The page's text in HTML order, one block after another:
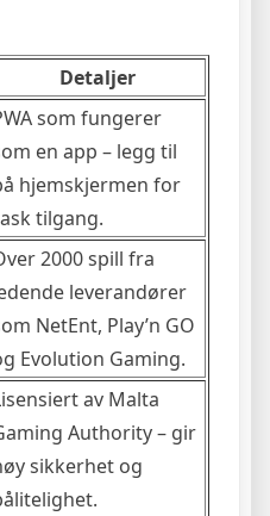
Detaljer
som fungerer
en app – legg til
hjemskjermen for
tilgang.
2000 spill fra
leverandører
NetEnt, Play’n GO
Evolution Gaming.
av Malta
Authority – gir
sikkerhet og